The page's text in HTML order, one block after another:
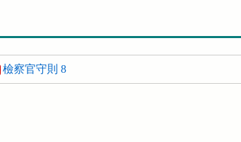
檢察官守則 8